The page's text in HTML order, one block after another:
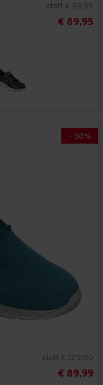
statt € 99,95
€ 89,95
- 30%
statt € 129,00
€ 89,99